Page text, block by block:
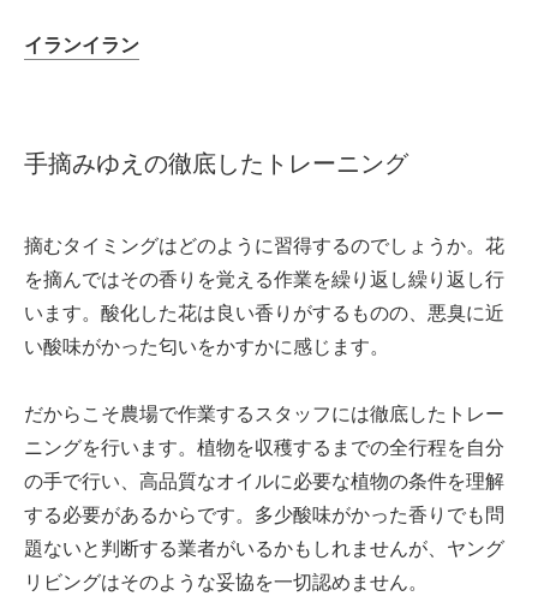
イランイラン
手摘みゆえの徹底したトレーニング
摘むタイミングはどのように習得するのでしょうか。花
を摘んではその香りを覚える作業を繰り返し繰り返し行
います。酸化した花は良い香りがするものの、悪臭に近
い酸味がかった匂いをかすかに感じます。
だからこそ農場で作業するスタッフには徹底したトレー
ニングを行います。植物を収穫するまでの全行程を自分
の手で行い、高品質なオイルに必要な植物の条件を理解
する必要があるからです。多少酸味がかった香りでも問
題ないと判断する業者がいるかもしれませんが、ヤング
リビングはそのような妥協を一切認めません。